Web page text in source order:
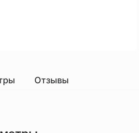
Отзывы